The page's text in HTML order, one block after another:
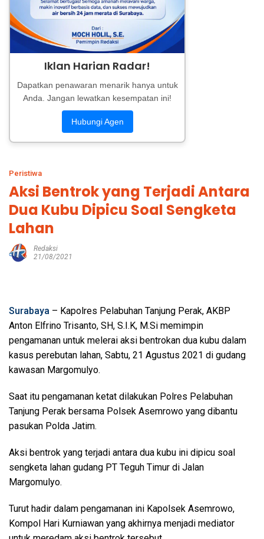
Iklan Harian Radar!
Dapatkan penawaran menarik hanya untuk
Anda. Jangan lewatkan kesempatan ini!
Hubungi Agen
Peristiwa
Aksi Bentrok yang Terjadi Antara
Dua Kubu Dipicu Soal Sengketa
Lahan
Redaksi
21/08/2021
Surabaya – Kapolres Pelabuhan Tanjung Perak, AKBP
Anton Elfrino Trisanto, SH, S.I.K, M.Si memimpin
pengamanan untuk melerai aksi bentrokan dua kubu dalam
kasus perebutan lahan, Sabtu, 21 Agustus 2021 di gudang
kawasan Margomulyo.
Saat itu pengamanan ketat dilakukan Polres Pelabuhan
Tanjung Perak bersama Polsek Asemrowo yang dibantu
pasukan Polda Jatim.
Aksi bentrok yang terjadi antara dua kubu ini dipicu soal
sengketa lahan gudang PT Teguh Timur di Jalan
Margomulyo.
Turut hadir dalam pengamanan ini Kapolsek Asemrowo,
Kompol Hari Kurniawan yang akhirnya menjadi mediator